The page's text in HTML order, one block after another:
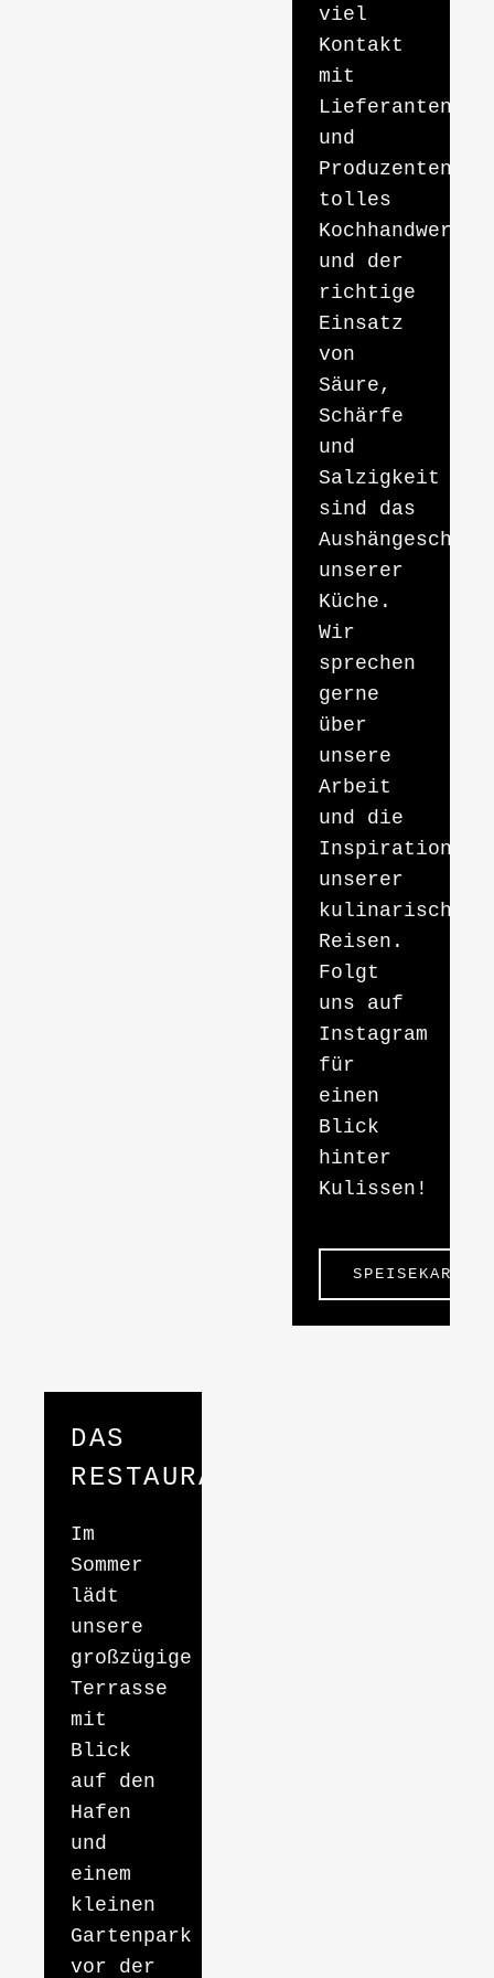
viel
Kontakt
mit
Lieferanten
und
Produzenten,
tolles
Kochhandwerk
und der
richtige
Einsatz
von
Säure,
Schärfe
und
Salzigkeit
sind das
Aushängeschild
unserer
Küche.
Wir
sprechen
gerne
über
unsere
Arbeit
und die
Inspiration
unserer
kulinarischen
Reisen.
Folgt
uns auf
Instagram
für
einen
Blick
hinter
Kulissen!
SPEISEKARTE
DAS
RESTAURANT
Im
Sommer
lädt
unsere
großzügige
Terrasse
mit
Blick
auf den
Hafen
und
einem
kleinen
Gartenpark
vor der